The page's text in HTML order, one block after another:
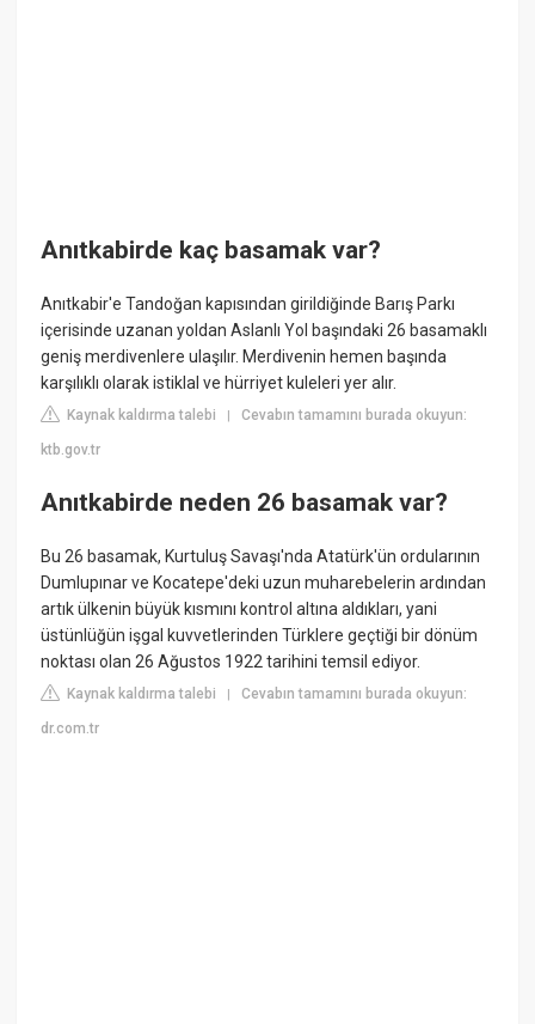
Anıtkabirde kaç basamak var?
Anıtkabir'e Tandoğan kapısından girildiğinde Barış Parkı
içerisinde uzanan yoldan Aslanlı Yol başındaki 26 basamaklı
geniş merdivenlere ulaşılır. Merdivenin hemen başında
karşılıklı olarak istiklal ve hürriyet kuleleri yer alır.
Kaynak kaldırma talebi |Cevabın tamamını burada okuyun:
ktb.gov.tr
Anıtkabirde neden 26 basamak var?
Bu 26 basamak, Kurtuluş Savaşı'nda Atatürk'ün ordularının
Dumlupınar ve Kocatepe'deki uzun muharebelerin ardından
artık ülkenin büyük kısmını kontrol altına aldıkları, yani
üstünlüğün işgal kuvvetlerinden Türklere geçtiği bir dönüm
noktası olan 26 Ağustos 1922 tarihini temsil ediyor.
Kaynak kaldırma talebi |Cevabın tamamını burada okuyun:
dr.com.tr